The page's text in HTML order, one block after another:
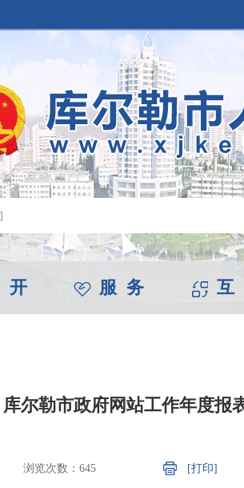
开 服 务 互
库尔勒市政府网站工作年度报
浏览次数： 645 [打印]